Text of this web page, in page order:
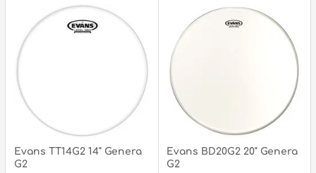
Evans TT14G2 14" Genera
G2
Evans BD20G2 20" Genera
G2